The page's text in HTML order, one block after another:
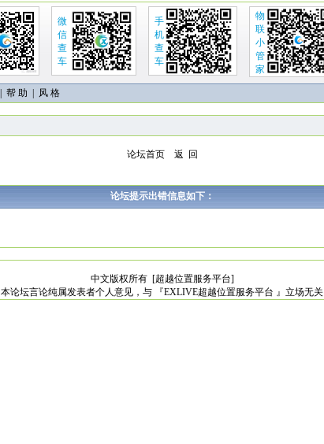
微
信
查
车
手
机
查
车
物
联
小
管
家
帮 助 | 风 格
论坛首页 返 回
论坛提示出错信息如下：
中文版权所有 [超越位置服务平台]
本论坛言论纯属发表者个人意见，与 『EXLIVE超越位置服务平台 』立场无关